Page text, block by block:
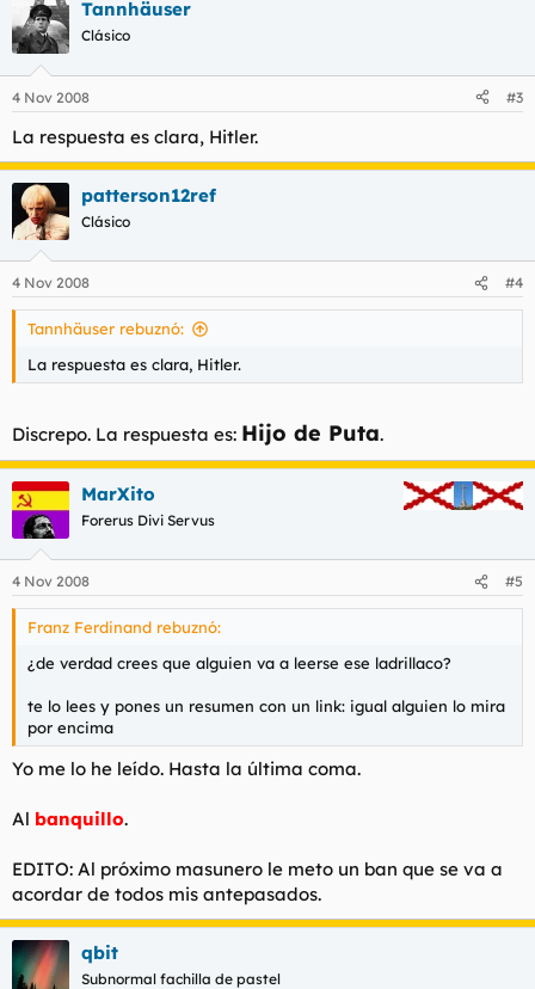
Tannhäuser
Clásico
4 Nov 2008 #3
La respuesta es clara, Hitler.
patterson12ref
Clásico
4 Nov 2008 #4
Tannhäuser rebuznó:
La respuesta es clara, Hitler.
Discrepo. La respuesta es: Hijo de Puta.
MarXito
Forerus Divi Servus
4 Nov 2008 #5
Franz Ferdinand rebuznó:
¿de verdad crees que alguien va a leerse ese ladrillaco?
te lo lees y pones un resumen con un link: igual alguien lo mira
por encima
Yo me lo he leído. Hasta la última coma.
Al banquillo.
EDITO: Al próximo masunero le meto un ban que se va a
acordar de todos mis antepasados.
qbit
Subnormal fachilla de pastel